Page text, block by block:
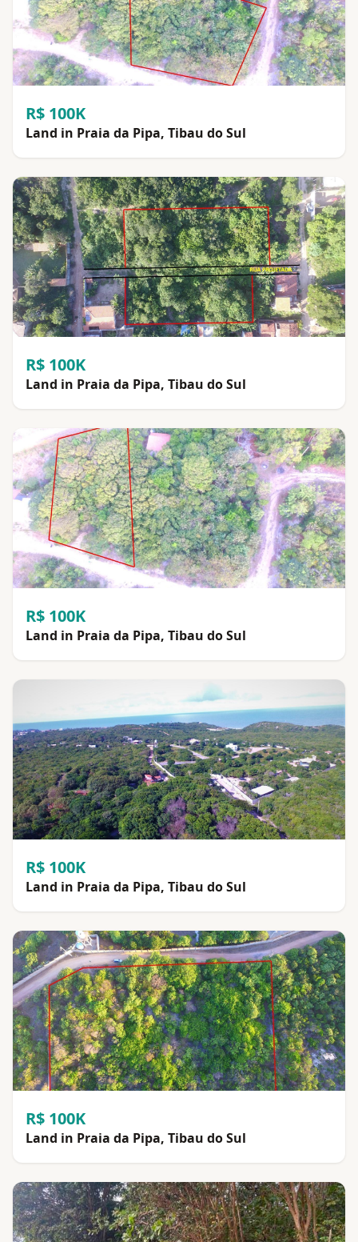
R$ 100K
Land in Praia da Pipa, Tibau do Sul
R$ 100K
Land in Praia da Pipa, Tibau do Sul
R$ 100K
Land in Praia da Pipa, Tibau do Sul
R$ 100K
Land in Praia da Pipa, Tibau do Sul
R$ 100K
Land in Praia da Pipa, Tibau do Sul